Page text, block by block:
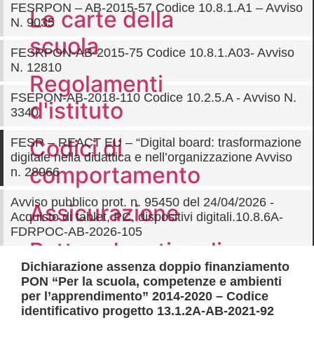
Le carte della
scuola
Regolamenti
d'istituto
Codici di
comportamento
Assicurazione
Patto educativo di
corresponsabilità
Sicurezza
FESRPON – AB-2015-57 Codice 10.8.1.A1 – Avviso
N. 9035
FESRPON-AB-2015-75 Codice 10.8.1.A03- Avviso
N. 12810
FSEPON-AB-2018-110 Codice 10.2.5.A - Avviso N.
3340
FESR – REACT EU – “Digital board: trasformazione
digitale nella didattica e nell’organizzazione Avviso
n. 28966
Avviso pubblico prot. n. 95450 del 24/04/2026 -
Acquisto di tablet, PC, dispositivi digitali.10.8.6A-
FDRPOC-AB-2026-105
Dichiarazione assenza doppio finanziamento
PON “Per la scuola, competenze e ambienti
per l’apprendimento” 2014-2020 – Codice
identificativo progetto 13.1.2A-AB-2021-92